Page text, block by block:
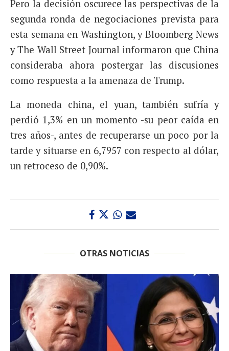
Pero la decisión oscurece las perspectivas de la
segunda ronda de negociaciones prevista para
esta semana en Washington, y Bloomberg News
y The Wall Street Journal informaron que China
consideraba ahora postergar las discusiones
como respuesta a la amenaza de Trump.
La moneda china, el yuan, también sufría y
perdió 1,3% en un momento -su peor caída en
tres años-, antes de recuperarse un poco por la
tarde y situarse en 6,7957 con respecto al dólar,
un retroceso de 0,90%.
OTRAS NOTICIAS